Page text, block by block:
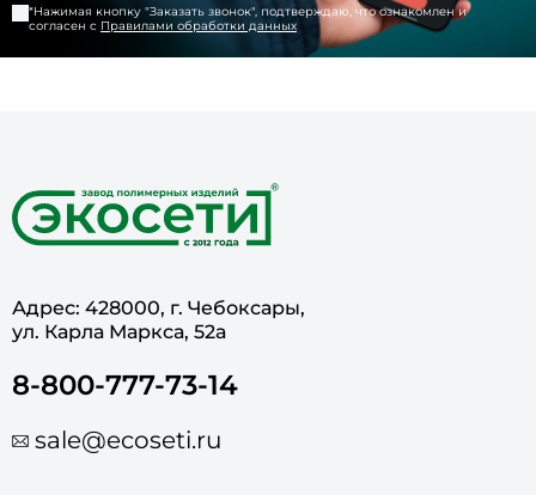
*Нажимая кнопку "Заказать звонок", подтверждаю, что ознакомлен и
согласен с Правилами обработки данных
Адрес: 428000, г. Чебоксары,
ул. Карла Маркса, 52а
8-800-777-73-14
sale@ecoseti.ru